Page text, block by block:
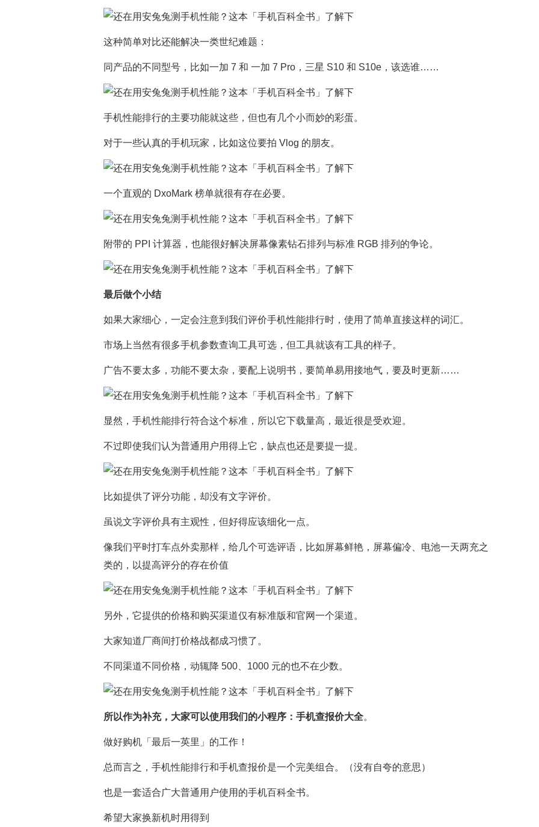
这种简单对比还能解决一类世纪难题：
同产品的不同型号，比如一加 7 和 一加 7 Pro，三星 S10 和 S10e，该选谁……
手机性能排行的主要功能就这些，但也有几个小而妙的彩蛋。
对于一些认真的手机玩家，比如这位要拍 Vlog 的朋友。
一个直观的 DxoMark 榜单就很有存在必要。
附带的 PPI 计算器，也能很好解决屏幕像素钻石排列与标准 RGB 排列的争论。
最后做个小结
如果大家细心，一定会注意到我们评价手机性能排行时，使用了简单直接这样的词汇。
市场上当然有很多手机参数查询工具可选，但工具就该有工具的样子。
广告不要太多，功能不要太杂，要配上说明书，要简单易用接地气，要及时更新……
显然，手机性能排行符合这个标准，所以它下载量高，最近很是受欢迎。
不过即使我们认为普通用户用得上它，缺点也还是要提一提。
比如提供了评分功能，却没有文字评价。
虽说文字评价具有主观性，但好得应该细化一点。
像我们平时打车点外卖那样，给几个可选评语，比如屏幕鲜艳，屏幕偏冷、电池一天两充之
类的，以提高评分的存在价值
另外，它提供的价格和购买渠道仅有标准版和官网一个渠道。
大家知道厂商间打价格战都成习惯了。
不同渠道不同价格，动辄降 500、1000 元的也不在少数。
所以作为补充，大家可以使用我们的小程序： 手机查报价大全。
做好购机「最后一英里」的工作！
总而言之，手机性能排行和手机查报价是一个完美组合。（没有自夸的意思）
也是一套适合广大普通用户使用的手机百科全书。
希望大家换新机时用得到